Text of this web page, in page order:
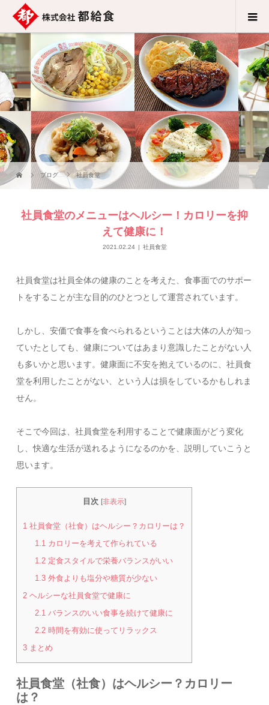
ブログ 社員食堂
社員食堂のメニューはヘルシー！カロリーを抑
えて健康に！
2021.02.24 社員食堂
社員食堂は社員全体の健康のことを考えた、食事面でのサポー
トをすることが主な目的のひとつとして運営されています。
しかし、安価で食事を食べられるということは大体の人が知っ
ていたとしても、健康についてはあまり意識したことがない人
も多いかと思います。健康面に不安を抱えているのに、社員食
堂を利用したことがない、という人は損をしているかもしれま
せん。
そこで今回は、社員食堂を利用することで健康面がどう変化
し、快適な生活が送れるようになるのかを、説明していこうと
思います。
目次 [非表示]
1 社員食堂（社食）はヘルシー？カロリーは？
1.1 カロリーを考えて作られている
1.2 定食スタイルで栄養バランスがいい
1.3 外食よりも塩分や糖質が少ない
2 ヘルシーな社員食堂で健康に
2.1 バランスのいい食事を続けて健康に
2.2 時間を有効に使ってリラックス
3 まとめ
社員食堂（社食）はヘルシー？カロリー
は？